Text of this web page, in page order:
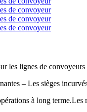
les lignes de convoyeurs
– Les sièges
à long